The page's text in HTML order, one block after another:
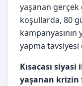
yaşanan gerçek
koşullarda, 80
kampanyasının
yapma tavsiyesi
Kısacası
yaşanan krizin